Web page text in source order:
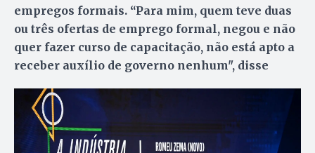
empregos formais. “Para mim, quem teve duas
ou três ofertas de emprego formal, negou e não
quer fazer curso de capacitação, não está apto a
receber auxílio de governo nenhum", disse